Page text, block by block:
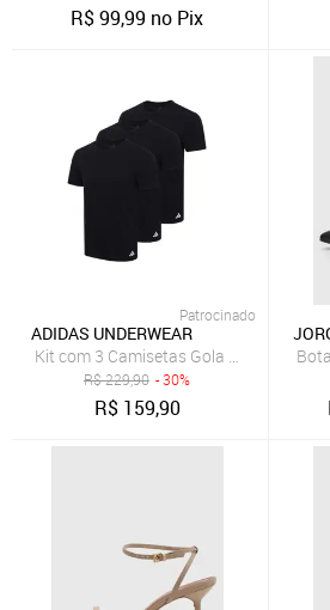
R$99,99 no Pix
Patrocinado
ADIDAS UNDERWEAR
Kit com 3 Camisetas Gola Careca
R$229,90 - 30%
R$ 159,90